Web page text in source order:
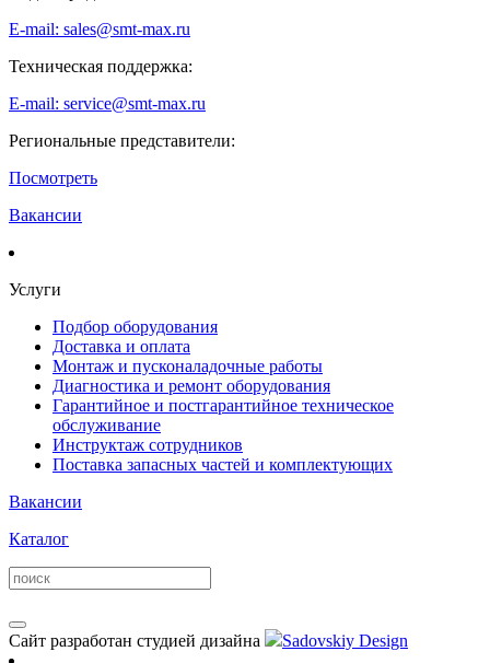
E-mail: sales@smt-max.ru
Техническая поддержка:
E-mail: service@smt-max.ru
Региональные представители:
Посмотреть
Вакансии
Услуги
Подбор оборудования
Доставка и оплата
Монтаж и пусконаладочные работы
Диагностика и ремонт оборудования
Гарантийное и постгарантийное техническое
обслуживание
Инструктаж сотрудников
Поставка запасных частей и комплектующих
Вакансии
Каталог
Сайт разработан студией дизайна Sadovskiy Design